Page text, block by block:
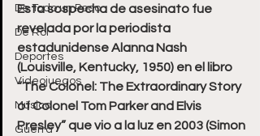
De Todo un Poco
De Rol
Deportes
Videojuegos
Música
Guerra
Esta sospecha de asesinato fue
revelada por la periodista
estadunidense Alanna Nash
(Louisville, Kentucky, 1950) en el libro
“The Colonel: The Extraordinary Story
of Colonel Tom Parker and Elvis
Presley” que vio a la luz en 2003 (Simon